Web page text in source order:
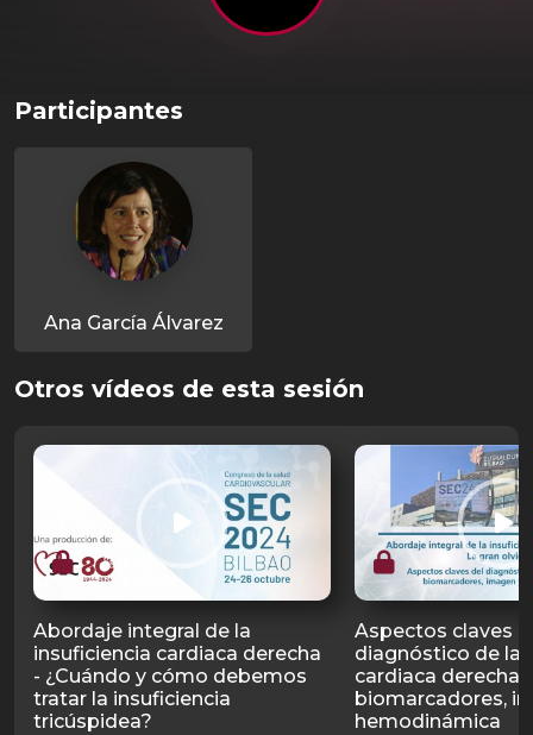
Participantes
Ana García Álvarez
Otros vídeos de esta sesión
Abordaje integral de la
insuficiencia cardiaca derecha
- ¿Cuándo y cómo debemos
tratar la insuficiencia
tricúspidea?
Aspectos claves
diagnóstico de la
cardiaca derecha:
biomarcadores,
hemodinámica